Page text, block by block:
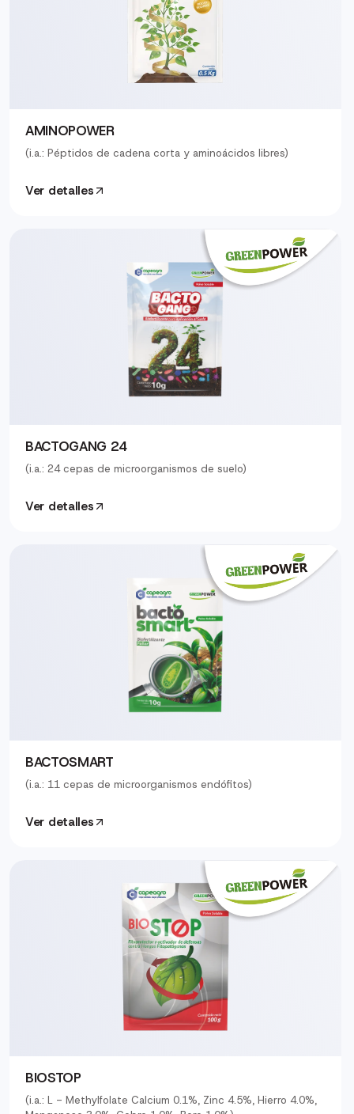
AMINOPOWER
(i.a.: Péptidos de cadena corta y aminoácidos libres)
Ver detalles
BACTOGANG 24
(i.a.: 24 cepas de microorganismos de suelo)
Ver detalles
BACTOSMART
(i.a.: 11 cepas de microorganismos endófitos)
Ver detalles
BIOSTOP
(i.a.: L - Methylfolate Calcium 0.1%, Zinc 4.5%, Hierro 4.0%,